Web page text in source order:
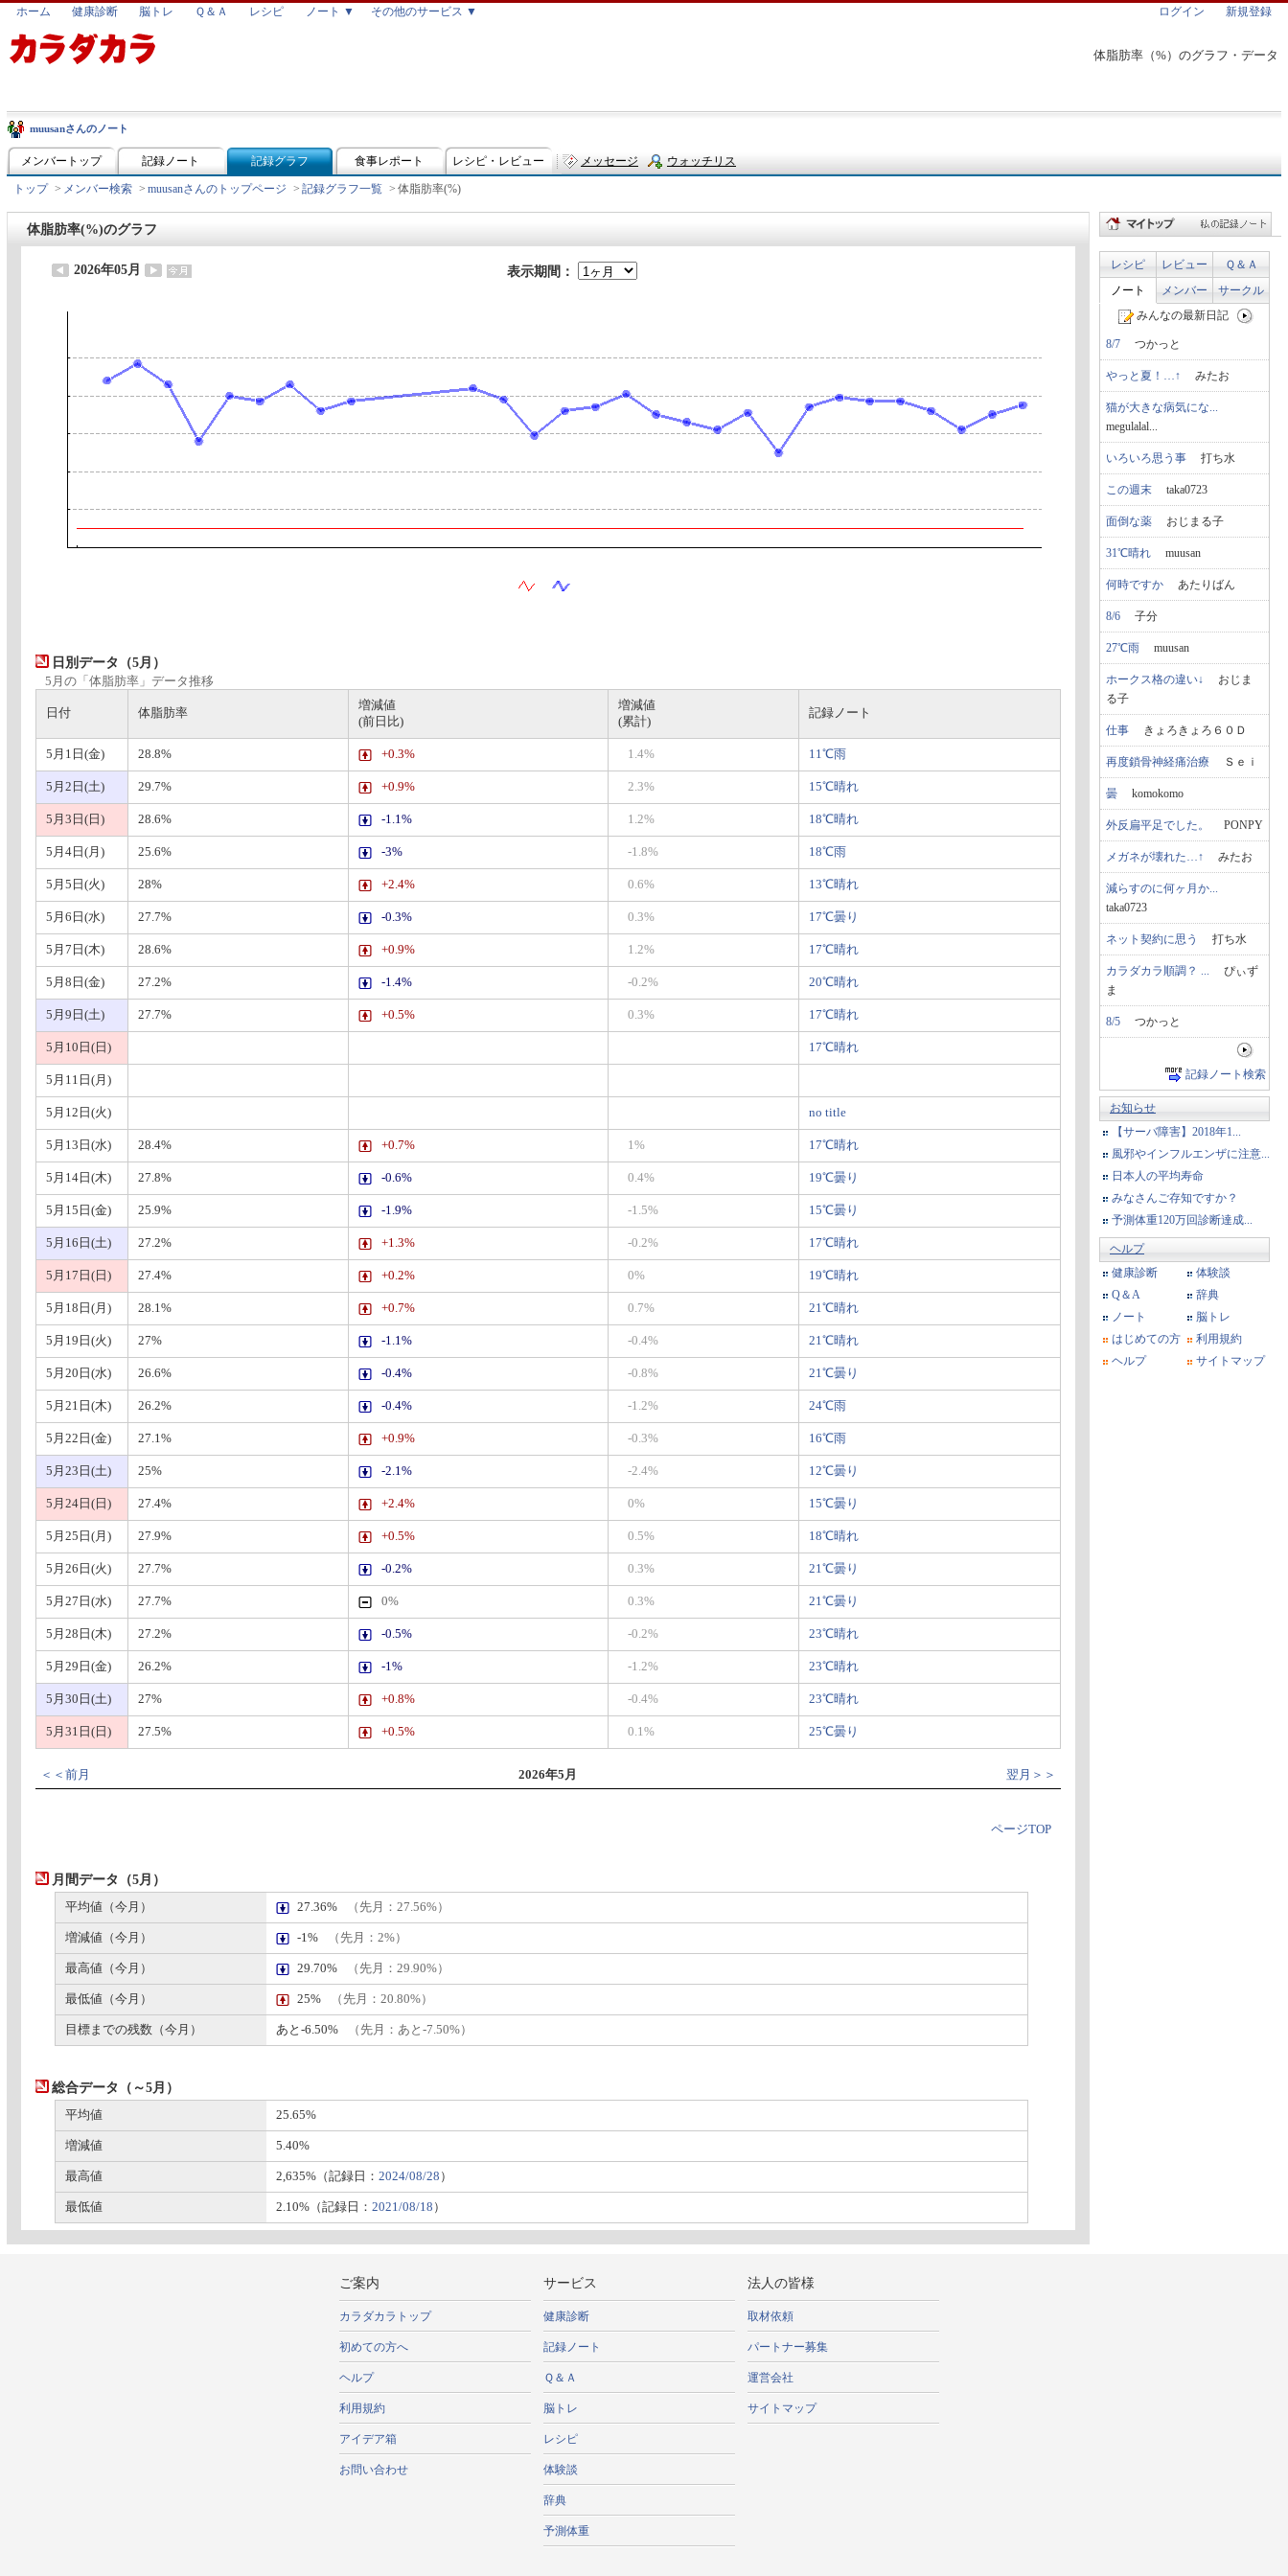
体脂肪率（%）のグラフ・データ
ホーム 健康診断 脳トレ Ｑ＆Ａ レシピ ノート ▼ その他のサービス ▼ ログイン 新規登録
muusanさんのノート
メンバートップ 記録ノート 記録グラフ 食事レポート レシピ・レビュー メッセージ ウォッチリス
トップ > メンバー検索 > muusanさんのトップページ > 記録グラフ一覧 > 体脂肪率(%)
体脂肪率(%)のグラフ
2026年05月 表示期間：
日別データ（5月）
5月の「体脂肪率」データ推移
日付 体脂肪率
増減値
(前日比)
増減値
(累計)
記録ノート
5月1日(金) 28.8% +0.3% 1.4% 11℃雨
5月2日(土) 29.7% +0.9% 2.3% 15℃晴れ
5月3日(日) 28.6% -1.1% 1.2% 18℃晴れ
5月4日(月) 25.6% -3% -1.8% 18℃雨
5月5日(火) 28% +2.4% 0.6% 13℃晴れ
5月6日(水) 27.7% -0.3% 0.3% 17℃曇り
5月7日(木) 28.6% +0.9% 1.2% 17℃晴れ
5月8日(金) 27.2% -1.4% -0.2% 20℃晴れ
5月9日(土) 27.7% +0.5% 0.3% 17℃晴れ
5月10日(日) 17℃晴れ
5月11日(月)
5月12日(火) no title
5月13日(水) 28.4% +0.7% 1% 17℃晴れ
5月14日(木) 27.8% -0.6% 0.4% 19℃曇り
5月15日(金) 25.9% -1.9% -1.5% 15℃曇り
5月16日(土) 27.2% +1.3% -0.2% 17℃晴れ
5月17日(日) 27.4% +0.2% 0% 19℃晴れ
5月18日(月) 28.1% +0.7% 0.7% 21℃晴れ
5月19日(火) 27% -1.1% -0.4% 21℃晴れ
5月20日(水) 26.6% -0.4% -0.8% 21℃曇り
5月21日(木) 26.2% -0.4% -1.2% 24℃雨
5月22日(金) 27.1% +0.9% -0.3% 16℃雨
5月23日(土) 25% -2.1% -2.4% 12℃曇り
5月24日(日) 27.4% +2.4% 0% 15℃曇り
5月25日(月) 27.9% +0.5% 0.5% 18℃晴れ
5月26日(火) 27.7% -0.2% 0.3% 21℃曇り
5月27日(水) 27.7% 0% 0.3% 21℃曇り
5月28日(木) 27.2% -0.5% -0.2% 23℃晴れ
5月29日(金) 26.2% -1% -1.2% 23℃晴れ
5月30日(土) 27% +0.8% -0.4% 23℃晴れ
5月31日(日) 27.5% +0.5% 0.1% 25℃曇り
＜＜前月 2026年5月 翌月＞＞
ページTOP
月間データ（5月）
平均値（今月） 27.36% （先月：27.56%）
増減値（今月） -1% （先月：2%）
最高値（今月） 29.70% （先月：29.90%）
最低値（今月） 25% （先月：20.80%）
目標までの残数（今月） あと-6.50% （先月：あと-7.50%）
総合データ（～5月）
平均値 25.65%
増減値 5.40%
最高値 2,635%（記録日： 2024/08/28 ）
最低値 2.10%（記録日： 2021/08/18 ）
レシピ レビュー
Ｑ＆Ａ
ノート
メンバー
サークル
みんなの最新日記
8/7 つかっと
やっと夏！…↑ みたお
猫が大きな病気にな...
megulalal...
いろいろ思う事 打ち水
この週末 taka0723
面倒な薬 おじまる子
31℃晴れ muusan
何時ですか あたりばん
8/6 子分
27℃雨 muusan
ホークス格の違い↓ おじま
る子
仕事 きょろきょろ６０Ｄ
再度鎖骨神経痛治療 Ｓｅｉ
曇 komokomo
外反扁平足でした。 PONPY
メガネが壊れた…↑ みたお
減らすのに何ヶ月か...
taka0723
ネット契約に思う 打ち水
カラダカラ順調？ ... ぴぃず
ま
8/5 つかっと
記録ノート検索
お知らせ
【サーバ障害】2018年1...
風邪やインフルエンザに注意...
日本人の平均寿命
みなさんご存知ですか？
予測体重120万回診断達成...
ヘルプ
健康診断
体験談
Q＆A
辞典
ノート
脳トレ
はじめての方
利用規約
ヘルプ
サイトマップ
ご案内
カラダカラトップ
初めての方へ
ヘルプ
利用規約
アイデア箱
お問い合わせ
サービス
健康診断
記録ノート
Ｑ＆Ａ
脳トレ
レシピ
体験談
辞典
予測体重
法人の皆様
取材依頼
パートナー募集
運営会社
サイトマップ